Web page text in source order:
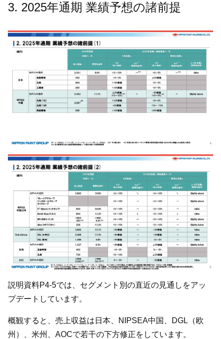
3. 2025年通期 業績予想の諸前提
説明資料P4-5では、セグメント別の直近の見通しをアッ
プデートしています。
概観すると、売上収益は日本、NIPSEA中国、DGL（欧
州）、米州、AOCで若干の下方修正をしています。